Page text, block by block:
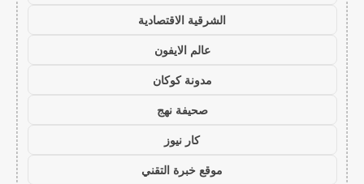
الشرقية الاقتصادية
عالم الايفون
مدونة كوكان
صحيفة نهج
كار نيوز
موقع خبرة التقني